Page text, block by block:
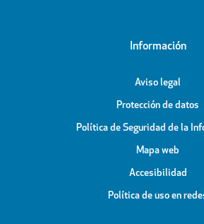
Información
Aviso legal
Protección de datos
Política de Seguridad de la
Mapa web
Accesibilidad
Política de uso en